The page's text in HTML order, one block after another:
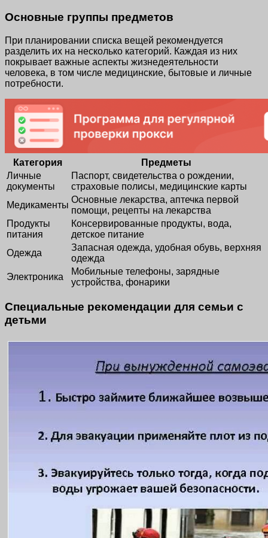
Основные группы предметов
При планировании списка вещей рекомендуется
разделить их на несколько категорий. Каждая из них
покрывает важные аспекты жизнедеятельности
человека, в том числе медицинские, бытовые и личные
потребности.
Категория
Предметы
Личные
документы
Паспорт, свидетельства о рождении,
страховые полисы, медицинские карты
Медикаменты
Основные лекарства, аптечка первой
помощи, рецепты на лекарства
Продукты
питания
Консервированные продукты, вода,
детское питание
Одежда
Запасная одежда, удобная обувь, верхняя
одежда
Электроника
Мобильные телефоны, зарядные
устройства, фонарики
Специальные рекомендации для семьи с
детьми